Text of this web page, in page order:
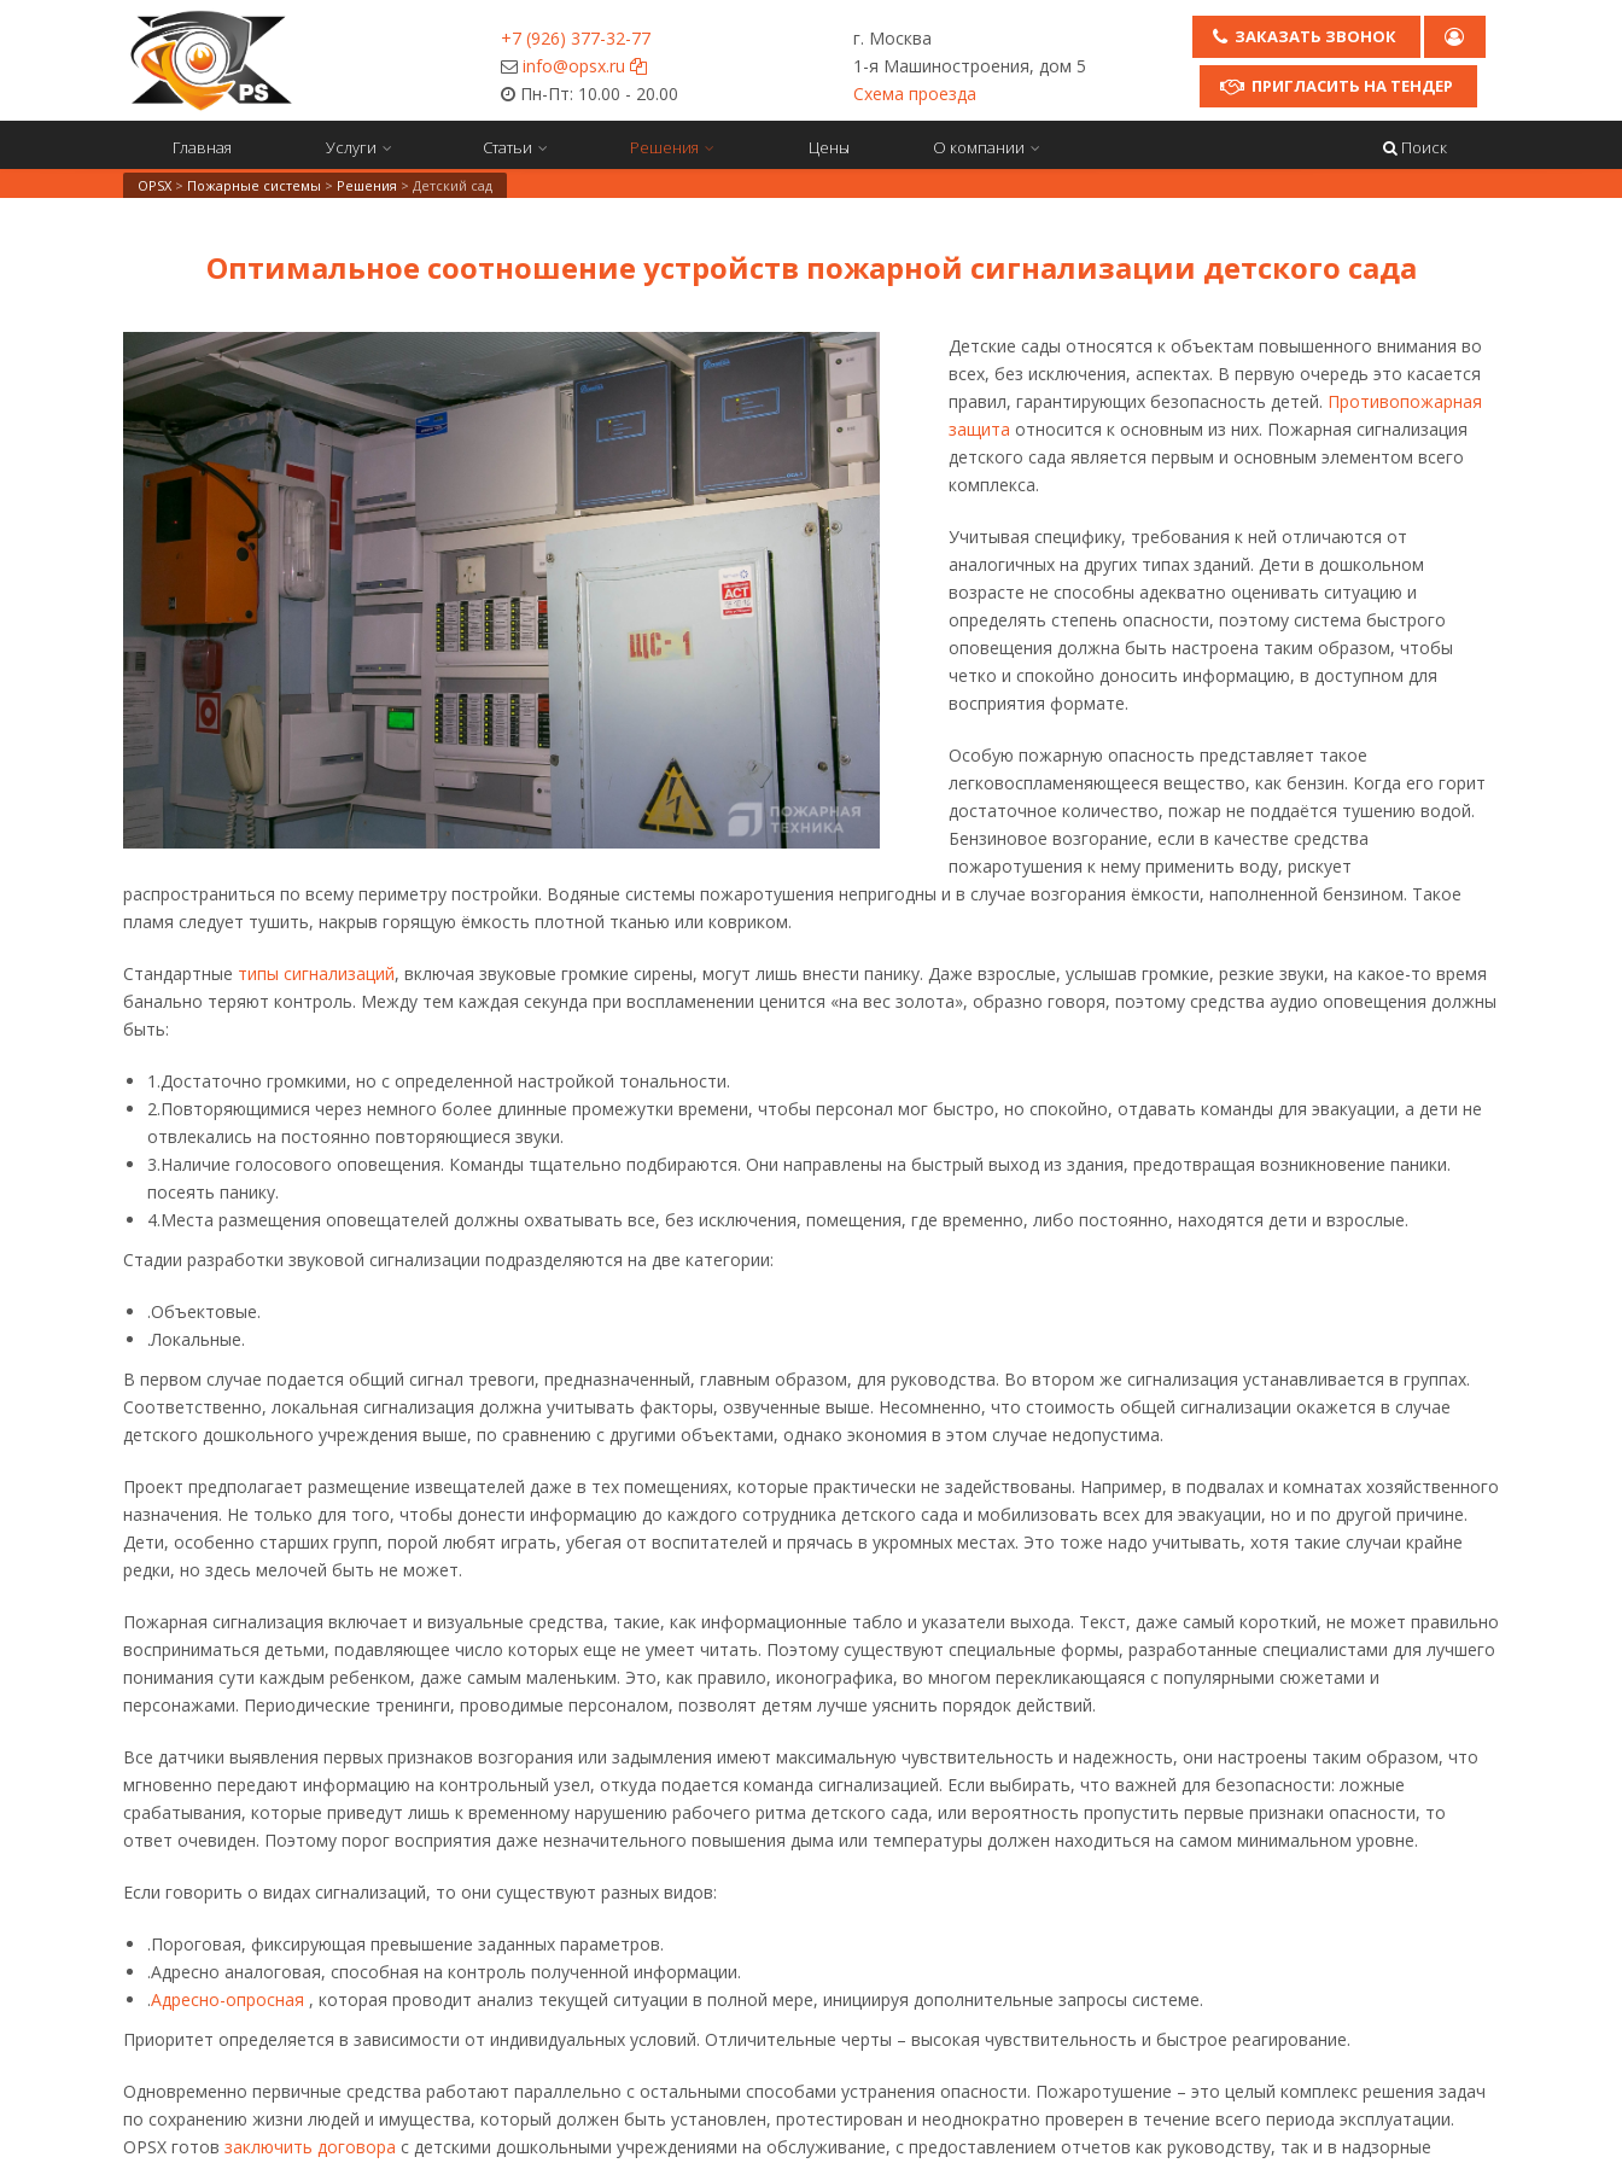
+7 (926) 377-32-77
info@opsx.ru
Пн-Пт: 10.00 - 20.00
г. Москва
1-я Машиностроения, дом 5
Схема проезда
ЗАКАЗАТЬ ЗВОНОК
ПРИГЛАСИТЬ НА ТЕНДЕР
Главная Услуги Статьи Решения Цены О компании Поиск
OPSX > Пожарные системы > Решения > Детский сад
Оптимальное соотношение устройств пожарной сигнализации детского сада
Детские сады относятся к объектам повышенного внимания во
всех, без исключения, аспектах. В первую очередь это касается
правил, гарантирующих безопасность детей. Противопожарная
защита относится к основным из них. Пожарная сигнализация
детского сада является первым и основным элементом всего
комплекса.
Учитывая специфику, требования к ней отличаются от
аналогичных на других типах зданий. Дети в дошкольном
возрасте не способны адекватно оценивать ситуацию и
определять степень опасности, поэтому система быстрого
оповещения должна быть настроена таким образом, чтобы
четко и спокойно доносить информацию, в доступном для
восприятия формате.
Особую пожарную опасность представляет такое
легковоспламеняющееся вещество, как бензин. Когда его горит
достаточное количество, пожар не поддаётся тушению водой.
Бензиновое возгорание, если в качестве средства
пожаротушения к нему применить воду, рискует
распространиться по всему периметру постройки. Водяные системы пожаротушения непригодны и в случае возгорания ёмкости, наполненной бензином. Такое
пламя следует тушить, накрыв горящую ёмкость плотной тканью или ковриком.
Стандартные типы сигнализаций, включая звуковые громкие сирены, могут лишь внести панику. Даже взрослые, услышав громкие, резкие звуки, на какое-то время
банально теряют контроль. Между тем каждая секунда при воспламенении ценится «на вес золота», образно говоря, поэтому средства аудио оповещения должны
быть:
1.Достаточно громкими, но с определенной настройкой тональности.
2.Повторяющимися через немного более длинные промежутки времени, чтобы персонал мог быстро, но спокойно, отдавать команды для эвакуации, а дети не
отвлекались на постоянно повторяющиеся звуки.
3.Наличие голосового оповещения. Команды тщательно подбираются. Они направлены на быстрый выход из здания, предотвращая возникновение паники.
посеять панику.
4.Места размещения оповещателей должны охватывать все, без исключения, помещения, где временно, либо постоянно, находятся дети и взрослые.
Стадии разработки звуковой сигнализации подразделяются на две категории:
.Объектовые.
.Локальные.
В первом случае подается общий сигнал тревоги, предназначенный, главным образом, для руководства. Во втором же сигнализация устанавливается в группах.
Соответственно, локальная сигнализация должна учитывать факторы, озвученные выше. Несомненно, что стоимость общей сигнализации окажется в случае
детского дошкольного учреждения выше, по сравнению с другими объектами, однако экономия в этом случае недопустима.
Проект предполагает размещение извещателей даже в тех помещениях, которые практически не задействованы. Например, в подвалах и комнатах хозяйственного
назначения. Не только для того, чтобы донести информацию до каждого сотрудника детского сада и мобилизовать всех для эвакуации, но и по другой причине.
Дети, особенно старших групп, порой любят играть, убегая от воспитателей и прячась в укромных местах. Это тоже надо учитывать, хотя такие случаи крайне
редки, но здесь мелочей быть не может.
Пожарная сигнализация включает и визуальные средства, такие, как информационные табло и указатели выхода. Текст, даже самый короткий, не может правильно
восприниматься детьми, подавляющее число которых еще не умеет читать. Поэтому существуют специальные формы, разработанные специалистами для лучшего
понимания сути каждым ребенком, даже самым маленьким. Это, как правило, иконографика, во многом перекликающаяся с популярными сюжетами и
персонажами. Периодические тренинги, проводимые персоналом, позволят детям лучше уяснить порядок действий.
Все датчики выявления первых признаков возгорания или задымления имеют максимальную чувствительность и надежность, они настроены таким образом, что
мгновенно передают информацию на контрольный узел, откуда подается команда сигнализацией. Если выбирать, что важней для безопасности: ложные
срабатывания, которые приведут лишь к временному нарушению рабочего ритма детского сада, или вероятность пропустить первые признаки опасности, то
ответ очевиден. Поэтому порог восприятия даже незначительного повышения дыма или температуры должен находиться на самом минимальном уровне.
Если говорить о видах сигнализаций, то они существуют разных видов:
.Пороговая, фиксирующая превышение заданных параметров.
.Адресно аналоговая, способная на контроль полученной информации.
.Адресно-опросная , которая проводит анализ текущей ситуации в полной мере, инициируя дополнительные запросы системе.
Приоритет определяется в зависимости от индивидуальных условий. Отличительные черты – высокая чувствительность и быстрое реагирование.
Одновременно первичные средства работают параллельно с остальными способами устранения опасности. Пожаротушение – это целый комплекс решения задач
по сохранению жизни людей и имущества, который должен быть установлен, протестирован и неоднократно проверен в течение всего периода эксплуатации.
OPSX готов заключить договора с детскими дошкольными учреждениями на обслуживание, с предоставлением отчетов как руководству, так и в надзорные